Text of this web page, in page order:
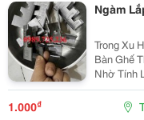
Ngàm
Trong Xu
Bàn Ghế
Nhờ Tính
Sắt Lắp
Âm
1.000₫